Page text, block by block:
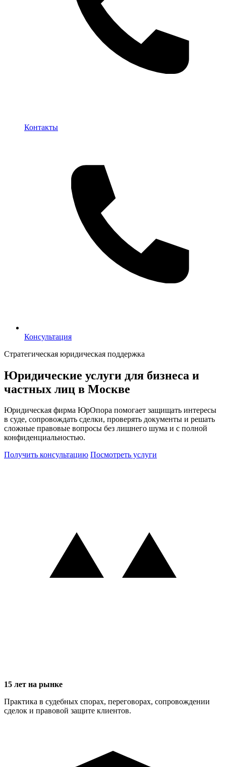
Контакты
Контакты
Консультация
Консультация
Стратегическая юридическая поддержка
Юридические услуги для бизнеса и
частных лиц в Москве
Юридическая фирма ЮрОпора помогает защищать интересы
в суде, сопровождать сделки, проверять документы и решать
сложные правовые вопросы без лишнего шума и с полной
конфиденциальностью.
Получить консультацию Посмотреть услуги
15 лет на рынке
Практика в судебных спорах, переговорах, сопровождении
сделок и правовой защите клиентов.